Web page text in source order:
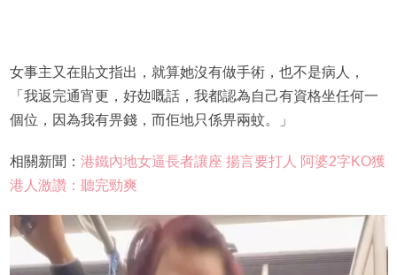
女事主又在貼文指出，就算她沒有做手術，也不是病人，
「我返完通宵更，好攰嘅話，我都認為自己有資格坐任何一
個位，因為我有畀錢，而佢地只係畀兩蚊。」
相關新聞： 港鐵內地女逼長者讓座 揚言要打人 阿婆2字KO獲
港人激讚：聽完勁爽